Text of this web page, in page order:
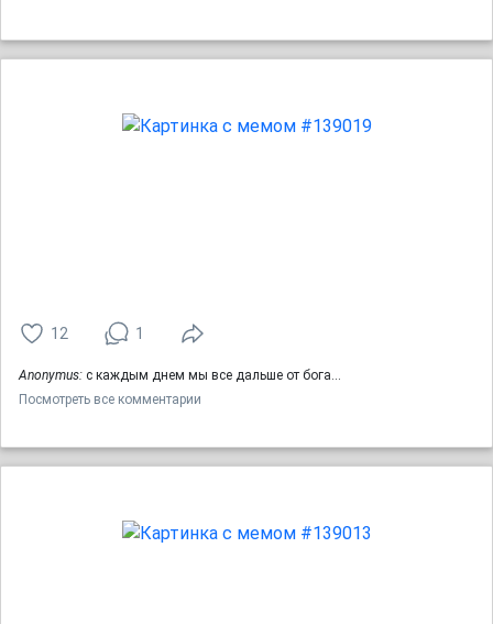
12 1
Anonymus: с каждым днем мы все дальше от бога...
Посмотреть все комментарии